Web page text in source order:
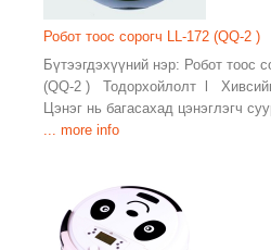
Робот тоос сорогч LL-172 (QQ-2 )
Бүтээгдэхүүний нэр: Робот тоос
(QQ-2 ) Тодорхойлолт l
Цэнэг нь багасахад цэнэглэгч
... more info